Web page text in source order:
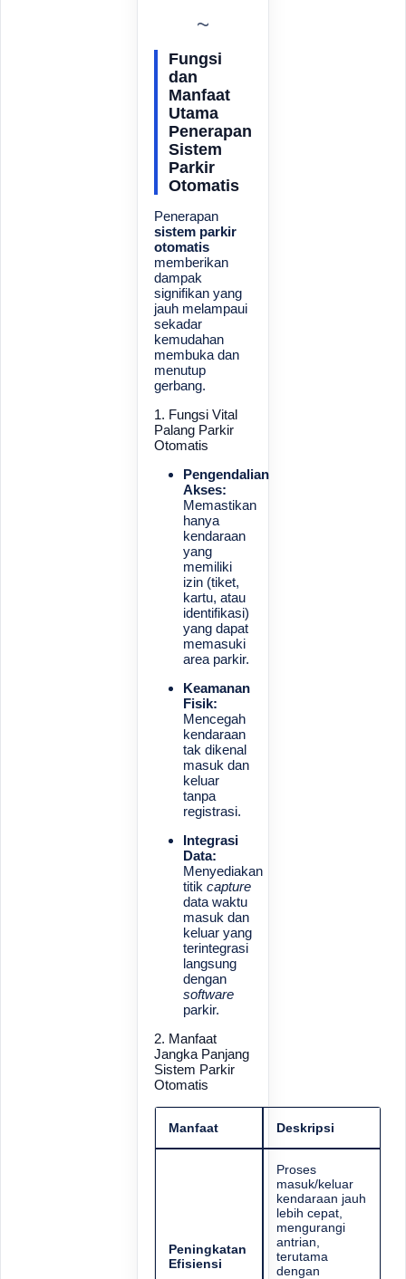
Fungsi
dan
Manfaat
Utama
Penerapan
Sistem
Parkir
Otomatis
Penerapan
sistem parkir
otomatis
memberikan
dampak
signifikan yang
jauh melampaui
sekadar
kemudahan
membuka dan
menutup
gerbang.
1. Fungsi Vital
Palang Parkir
Otomatis
Pengendalian
Akses:
Memastikan
hanya
kendaraan
yang
memiliki
izin (tiket,
kartu, atau
identifikasi)
yang dapat
memasuki
area parkir.
Keamanan
Fisik:
Mencegah
kendaraan
tak dikenal
masuk dan
keluar
tanpa
registrasi.
Integrasi
Data:
Menyediakan
titik capture
data waktu
masuk dan
keluar yang
terintegrasi
langsung
dengan
software
parkir.
2. Manfaat
Jangka Panjang
Sistem Parkir
Otomatis
Manfaat Deskripsi
Peningkatan
Efisiensi
Proses
masuk/keluar
kendaraan jauh
lebih cepat,
mengurangi
antrian,
terutama
dengan